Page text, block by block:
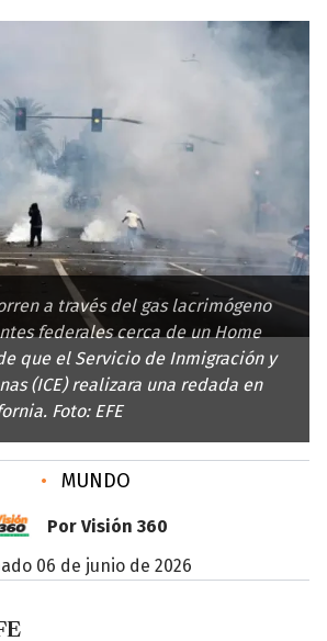
a través del gas lacrimógeno
federales cerca de un Home
que el Servicio de Inmigración y
(ICE) realizara una redada en
Foto: EFE
• MUNDO
Por Visión 360
06 de junio de 2026